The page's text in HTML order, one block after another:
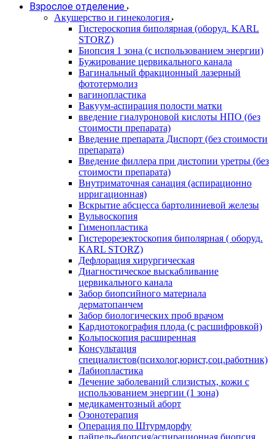
Взрослое отделение
Акушерство и гинекология
Гистероскопия биполярная (оборуд. KARL
STORZ)
Биопсия 1 зона (с использованием энергии)
Бужирование цервикального канала
Вагинальный фракционный лазерный
фототермолиз
вагинопластика
Вакуум-аспирация полости матки
введение гиалуроновой кислоты НПО (без
стоимости препарата)
Введение препарата Диспорт (без стоимости
препарата)
Введение филлера при дистопии уретры (без
стоимости препарата)
Внутриматочная санация (аспирационно
ирригационная)
Вскрытие абсцесса бартолиниевой железы
Вульвоскопия
Гименопластика
Гистерорезектоскопия биполярная ( оборуд.
KARL STORZ)
Дефлорация хирургическая
Диагностическое выскабливание
цервикального канала
Забор биопсийного материала
дерматопанчем
Забор биологических проб врачом
Кардиотокография плода (с расшифровкой)
Кольпоскопия расширенная
Консультация
специалистов(психолог,юрист,соц.работник)
Лабиопластика
Лечение заболеваний слизистых, кожи с
использованием энергии (1 зона)
медикаментозный аборт
Озонотерапия
Операция по Штурмдорфу
пайпель-биопсия/аспирационная биопсия